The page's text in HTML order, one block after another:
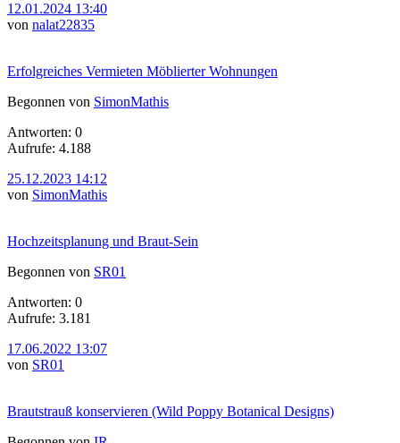
12.01.2024 13:40
von nalat22835
Erfolgreiches Vermieten Möblierter Wohnungen
Begonnen von SimonMathis
Antworten: 0
Aufrufe: 4.188
25.12.2023 14:12
von SimonMathis
Hochzeitsplanung und Braut-Sein
Begonnen von SR01
Antworten: 0
Aufrufe: 3.181
17.06.2022 13:07
von SR01
Brautstrauß konservieren (Wild Poppy Botanical Designs)